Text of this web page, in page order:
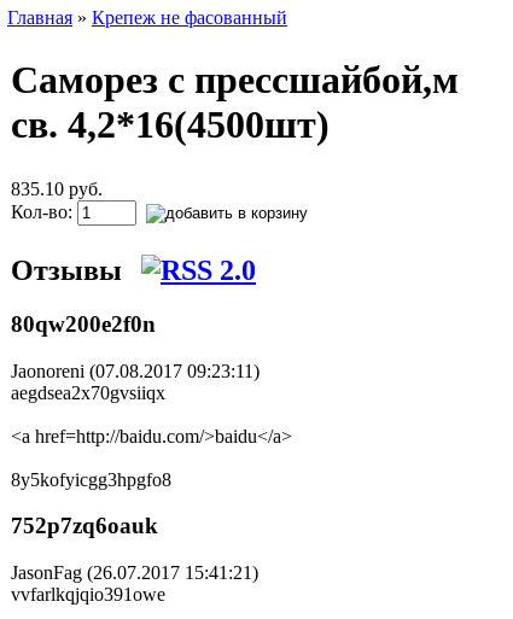
Главная » Крепеж не фасованный
Саморез с прессшайбой,м
св. 4,2*16(4500шт)
835.10 руб.
Кол-во:
Отзывы
80qw200e2f0n
Jaonoreni (07.08.2017 09:23:11)
aegdsea2x70gvsiiqx
<a href=http://baidu.com/>baidu</a>
8y5kofyicgg3hpgfo8
752p7zq6oauk
JasonFag (26.07.2017 15:41:21)
vvfarlkqjqio391owe